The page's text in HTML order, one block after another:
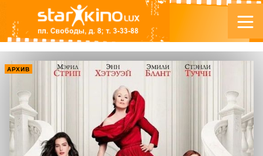
АРХИВ